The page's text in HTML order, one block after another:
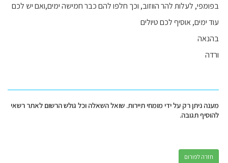
בפומפי, לעלות להר הווזוב, וכך חלפו להם כבר חמישה ימים,ואם יש לכם
עוד ימים, אוסיף לכם טיולים
בהנאה
ורדה
מענה ניתן רק על ידי מומחי תיירות. שואל השאלה וכל גולש הרשום לאתר רשאי
להוסיף תגובה.
חזרה לפורום